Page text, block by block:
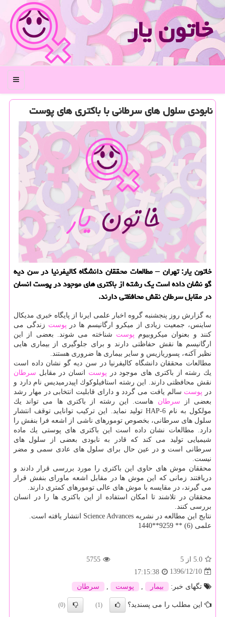
خاتون یار
منو
نابودی سلول های سرطانی با باكتری های پوست
خاتون یار: تهران – مطالعات محققان دانشگاه كالیفرنیا در سن دیه
گو نشان داده است یك رشته از باكتری های موجود در پوست انسان
در مقابل سرطان نقش محافظتی دارند.
به گزارش روز پنجشنبه گروه اخبار علمی ایرنا از پایگاه خبری مدیكال
ساینس، جمعیت زیادی از میكرو ارگانیسم ها در پوست زندگی می
كنند و بعنوان میكروبیوم پوست شناخته می شوند. بعضی از این
ارگانیسم ها نقش حفاظتی دارند و برای جلوگیری از بیماری هایی
نظیر آكنه، پسوریازیس و سایر بیماری ها ضروری هستند.
مطالعات محققان دانشگاه كالیفرنیا در سن دیه گو نشان داده است
یك رشته از باكتری های موجود در پوست انسان در مقابل سرطان
نقش محافظتی دارند. این رشته استافیلوكوك اپیدرمیدیس نام دارد و
در پوست سالم یافت می گردد و دارای قابلیت انتخابی در مهار رشد
بعضی از سرطان هاست. این رشته از باكتری ها می تواند یك
مولكول به نام 6-HAP تولید نماید. این تركیب توانایی توقف انتشار
سلول های سرطانی، بخصوص تومورهای ناشی از اشعه فرا بنفش را
دارد. مطالعات نشان داده است این باكتری های پوستی یك ماده
شیمیایی تولید می كند كه قادر به نابودی بعضی از سلول های
سرطانی است و در عین حال برای سلول های عادی سمی و مضر
نیست.
محققان موش های حاوی این باكتری را مورد بررسی قرار دادند و
دریافتند زمانی كه این موش ها در مقابل اشعه ماورای بنفش قرار
می گیرند، در مقایسه با موش های عالی تومورهای كمتری دارند.
محققان در تلاشند تا امكان استفاده از این باكتری ها را در انسان
بررسی كنند.
نتایج این مطالعه در نشریه Science Advances انتشار یافته است.
علمی (6) ** 9259**1440
5.0 از 5
5755
1396/12/10
17:15:38
تگهای خبر:
بیمار پوست سرطان
این مطلب را می پسندید؟ (1)
(0)